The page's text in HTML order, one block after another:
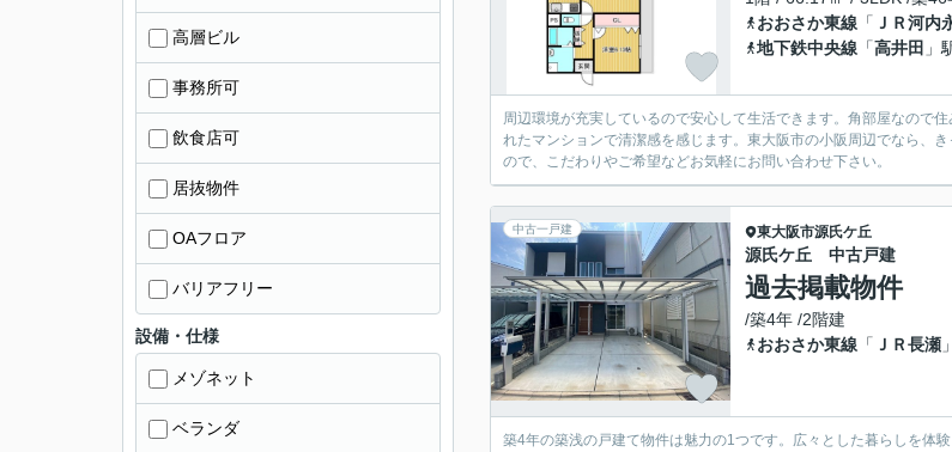
おおさか東線 「 ＪＲ河内
地下鉄中央線 「高井田 」
周辺環境が充実しているので安心して生活できます。角部屋なので
れたマンションで清潔感を感じます。東大阪市の小阪周辺でなら、
ので、こだわりやご希望などお気軽にお問い合わせ下さい。
中古一戸建 東大阪市源氏ケ丘
源氏ケ丘 中古戸建
過去掲載物件
/築4年 /2階建
おおさか東線 「 ＪＲ長瀬
築4年の築浅の戸建て物件は魅力の1つです。広々とした暮らしを体
高層ビル
事務所可
飲食店可
居抜物件
OAフロア
バリアフリー
設備・仕様
メゾネット
ベランダ